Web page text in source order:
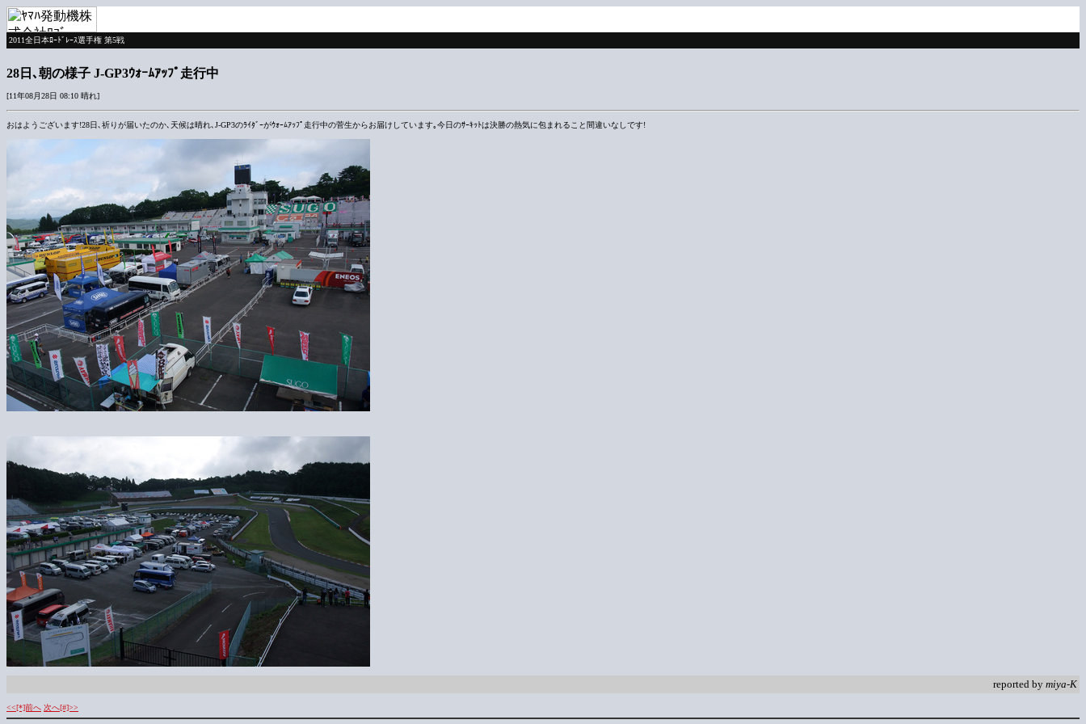
2011全日本ﾛｰﾄﾞﾚｰｽ選手権 第5戦
28日､朝の様子 J-GP3ｳｫｰﾑｱｯﾌﾟ走行中
[11年08月28日 08:10 晴れ]
おはようございます!28日､祈りが届いたのか､天候は晴れ､J-GP3のﾗｲﾀﾞｰがｳｫｰﾑｱｯﾌﾟ走行中の菅生からお届けしています｡今日のｻｰｷｯﾄは決勝の熱気に包まれること間違いなしです!
reported by miya-K
<<[*]前へ 次へ[#]>>